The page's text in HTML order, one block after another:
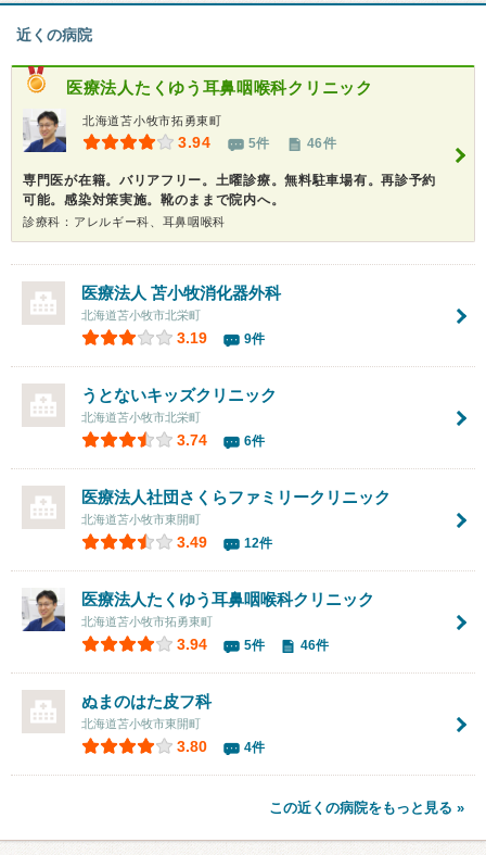
近くの病院
医療法人 たくゆう耳鼻咽喉科クリニック
北海道苫小牧市拓勇東町
3.94 5件 46件
専門医が在籍。バリアフリー。土曜診療。無料駐車場有。再診予約
可能。感染対策実施。靴のままで院内へ。
診療科：アレルギー科、耳鼻咽喉科
医療法人 苫小牧消化器外科
北海道苫小牧市北栄町
3.19 9件
うとないキッズクリニック
北海道苫小牧市北栄町
3.74 6件
医療法人社団 さくらファミリークリニック
北海道苫小牧市東開町
3.49 12件
医療法人たくゆう耳鼻咽喉科クリニック
北海道苫小牧市拓勇東町
3.94 5件 46件
ぬまのはた皮フ科
北海道苫小牧市東開町
3.80 4件
この近くの病院をもっと見る »